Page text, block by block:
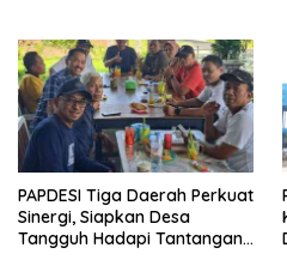
PAPDESI Tiga Daerah Perkuat
Sinergi, Siapkan Desa
Tangguh Hadapi Tantangan